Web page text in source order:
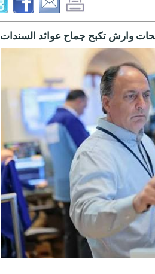
وارش تكبح جماح عوائد السندات